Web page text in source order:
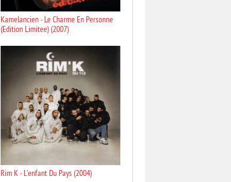
Kamelancien - Le Charme En Personne
(Edition Limitee) (2007)
Rim K - L'enfant Du Pays (2004)